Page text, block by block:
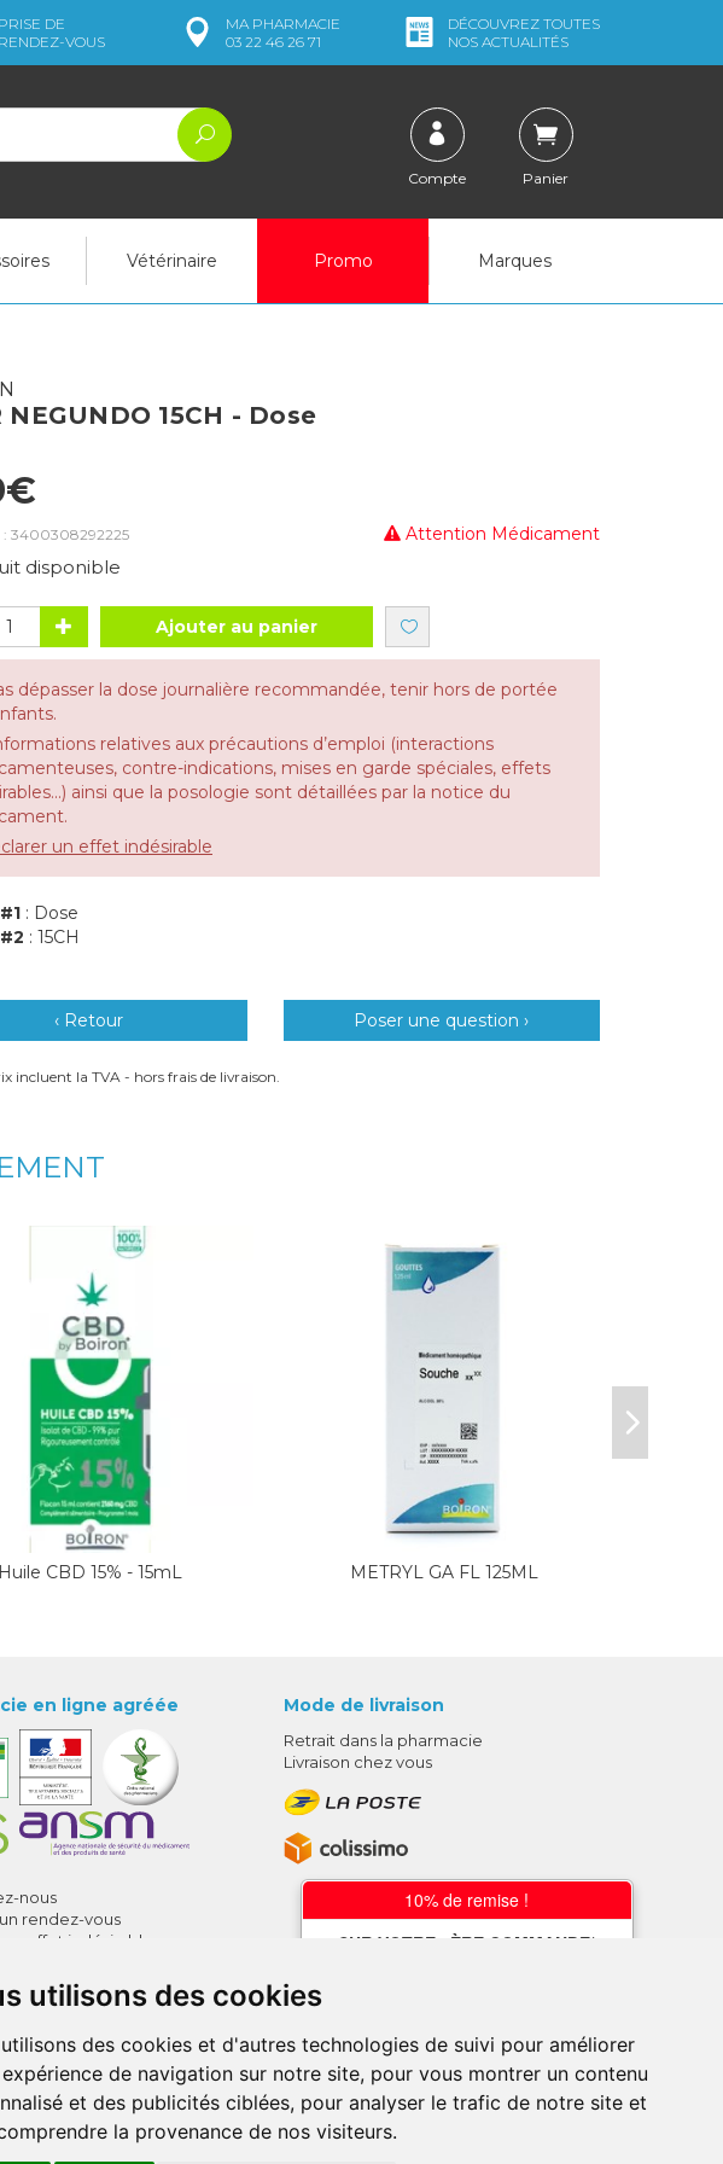
utilisons des cookies
des cookies et d'autres technologies de suivi pour améliorer
de navigation sur notre site, pour vous montrer un contenu
et des publicités ciblées, pour analyser le trafic de notre site et
la provenance de nos visiteurs.
PRISE DE
RENDEZ-VOUS
MAPHARMACIE
03 22 46 26 71
DÉCOUVREZ TOUTES
NOS ACTUALITÉS
Compte Panier
Vétérinaire Promo Marques
NEGUNDO 15CH - Dose
Attention Médicament
3400308292225
disponible
Ajouter au panier
dépasser la dose journalière recommandée, tenir hors de portée
relatives aux précautions d’emploi (interactions
contre-indications, mises en garde spéciales, effets
ainsi que la posologie sont détaillées par la notice du
un effet indésirable
: Dose
: 15CH
‹ Retour Poser une question ›
incluent la TVA - hors frais de livraison.
Huile CBD 15% - 15mL METRYL GA FL 125ML
en ligne agréée
nous
rendez-vous
effet indésirable
légales
personnelles
Cookies
des pharmacies
Mode de livraison
Retrait dans la pharmacie
Livraison chez vous
10% de remise !
SUR VOTRE 1ÈRE COMMANDE*
* sans minimum d'achat , hors
médicaments et produits en offre,
utilisez le code au moment de la
validation du panier afin que la remise
soit prise en compte.